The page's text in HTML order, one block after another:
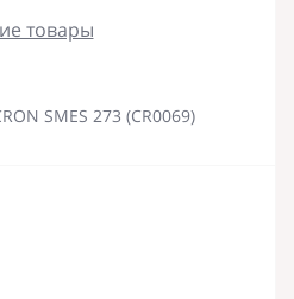
товары
SMES 273 (CR0069)